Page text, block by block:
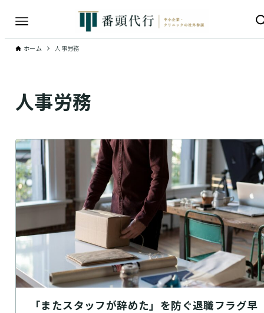
ホーム 人事労務
人事労務
「またスタッフが辞めた」を防ぐ退職フラグ早